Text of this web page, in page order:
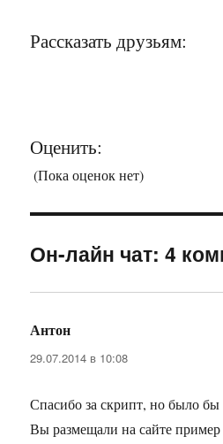
Рассказать друзьям:
Оценить:
(Пока оценок нет)
Он-лайн чат: 4
Антон
29.07.2014 в 10:08
Спасибо за скрипт, но было бы
Вы размещали на сайте